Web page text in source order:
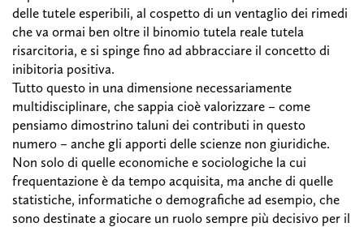
delle tutele esperibili, al cospetto di un ventaglio dei rimedi
che va ormai ben oltre il binomio tutela reale tutela
risarcitoria, e si spinge fino ad abbracciare il concetto di
inibitoria positiva.
Tutto questo in una dimensione necessariamente
multidisciplinare, che sappia cioè valorizzare – come
pensiamo dimostrino taluni dei contributi in questo
numero – anche gli apporti delle scienze non giuridiche.
Non solo di quelle economiche e sociologiche la cui
frequentazione è da tempo acquisita, ma anche di quelle
statistiche, informatiche o demografiche ad esempio, che
sono destinate a giocare un ruolo sempre più decisivo per il